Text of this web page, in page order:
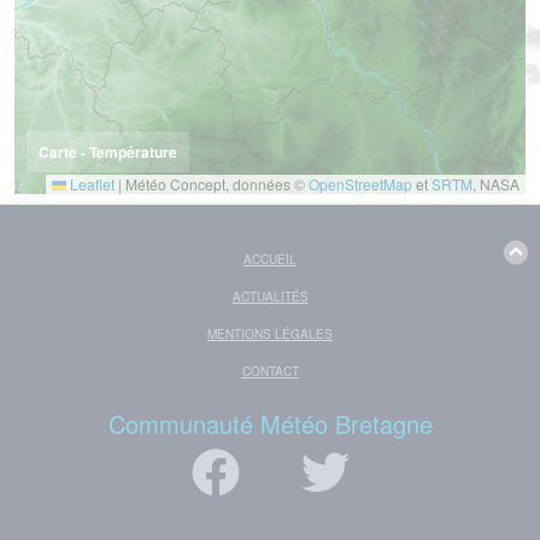
Leaflet | Météo Concept, données ©OpenStreetMapetSRTM , NASA
Carte - Température
ACCUEIL
ACTUALITÉS
MENTIONS LÉGALES
CONTACT
Communauté Météo Bretagne